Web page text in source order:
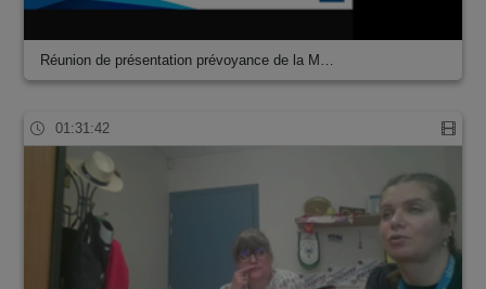
Réunion de présentation prévoyance de la M…
01:31:42